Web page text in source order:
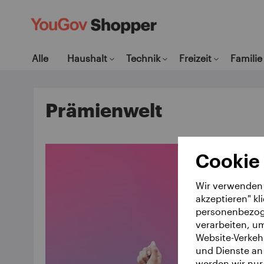
Cookie
Wir
akzeptieren"
verarbeiten,
Website-
und Dienste
Alle Haushalt Technik Freizeit Familie
Prämienwelt